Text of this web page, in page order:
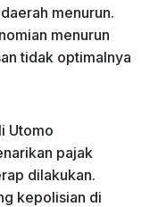
menurun.
menurun
tidak optimalnya
Utomo
pajak
dilakukan.
kepolisian di